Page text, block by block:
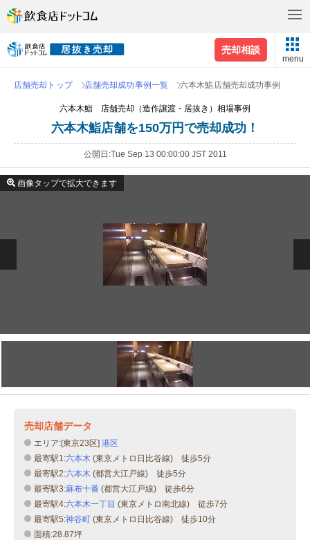
売却相談
menu
店舗売却トップ 店舗売却成功事例一覧 六本木鮨店舗売却成功事例
六本木鮨 店舗売却（造作譲渡・居抜き）相場事例
六本木鮨店舗を150万円で売却成功！
公開日 Tue Sep 13 00:00:00 JST 2011
画像タップで拡大できます
売却店舗データ
エリア:[東京23区] 港区
最寄駅1:六本木 (東京メトロ日比谷線) 徒歩5分
最寄駅2:六本木 (都営大江戸線) 徒歩5分
最寄駅3:麻布十番 (都営大江戸線) 徒歩6分
最寄駅4:六本木一丁目 (東京メトロ南北線) 徒歩7分
最寄駅5:神谷町 (東京メトロ日比谷線) 徒歩10分
面積:28.87坪